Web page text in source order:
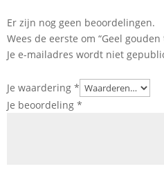
Er zijn nog geen beoordelingen.
Wees de eerste om “Geel
Je e-mailadres wordt niet
Je waardering*
Je beoordeling*